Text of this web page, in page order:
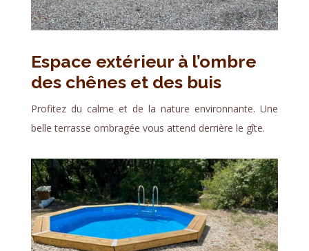
Espace extérieur à l’ombre
des chênes et des buis
Profitez du calme et de la nature environnante. Une
belle terrasse ombragée vous attend derrière le gîte.